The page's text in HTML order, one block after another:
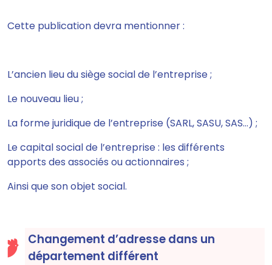
Cette publication devra mentionner :
L’ancien lieu du siège social de l’entreprise ;
Le nouveau lieu ;
La forme juridique de l’entreprise (SARL, SASU, SAS…) ;
Le capital social de l’entreprise : les différents
apports des associés ou actionnaires ;
Ainsi que son objet social.
Changement d’adresse dans un
département différent